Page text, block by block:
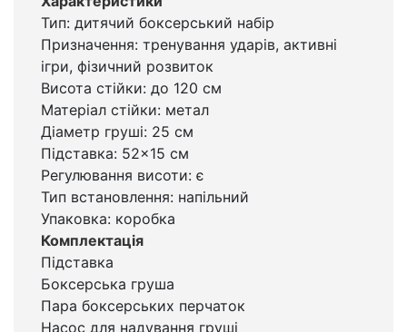
Тип: дитячий боксерський набір
Призначення: тренування ударів, активні
ігри, фізичний розвиток
Висота стійки: до 120 см
Матеріал стійки: метал
Діаметр груші: 25 см
Підставка: 52×15 см
Регулювання висоти: є
Тип встановлення: напільний
Упаковка: коробка
Комплектація
Підставка
Боксерська груша
Пара боксерських перчаток
Насос для надування груші